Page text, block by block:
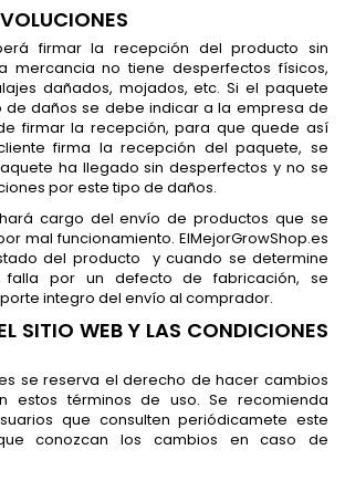
firmar la recepción del producto sin
mercancia no tiene desperfectos físicos,
dañados, mojados, etc. Si el paquete
de daños se debe indicar a la empresa de
firmar la recepción, para que quede así
firma la recepción del paquete, se
ha llegado sin desperfectos y no se
por este tipo de daños.
cargo del envío de productos que se
mal funcionamiento. ElMejorGrowShop.es
del producto y cuando se determine
por un defecto de fabricación, se
integro del envío al comprador.
SITIO WEB Y LAS CONDICIONES
se reserva el derecho de hacer cambios
términos de uso. Se recomienda
que consulten periódicamete este
conozcan los cambios en caso de